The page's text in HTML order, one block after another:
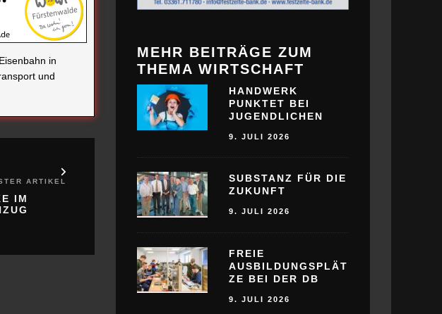
in
und
ARTIKEL
IM
MEHR BEITRÄGE ZUM
THEMA WIRTSCHAFT
HANDWERK
PUNKTET BEI
JUGENDLICHEN
9. JULI 2026
SUBSTANZ FÜR DIE
ZUKUNFT
9. JULI 2026
FREIE
AUSBILDUNGSPLÄT
ZE BEI DER DB
9. JULI 2026